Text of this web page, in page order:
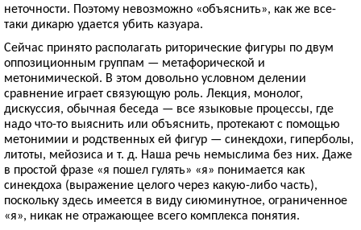
неточности. Поэтому невозможно «объяснить», как же все-
таки дикарю удается убить казуара.
Сейчас принято располагать риторические фигуры по двум
оппозиционным группам — метафорической и
метонимической. В этом довольно условном делении
сравнение играет связующую роль. Лекция, монолог,
дискуссия, обычная беседа — все языковые процессы, где
надо что-то выяснить или объяснить, протекают с помощью
метонимии и родственных ей фигур — синекдохи, гиперболы,
литоты, мейозиса и т. д. Наша речь немыслима без них. Даже
в простой фразе «я пошел гулять» «я» понимается как
синекдоха (выражение целого через какую-либо часть),
поскольку здесь имеется в виду сиюминутное, ограниченное
«я», никак не отражающее всего комплекса понятия.